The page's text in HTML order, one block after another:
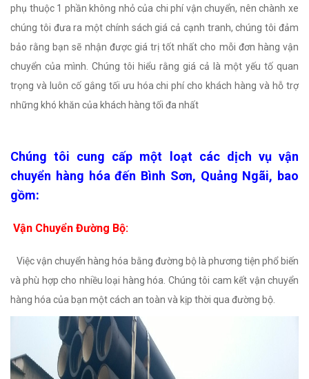
phụ thuộc 1 phần không nhỏ của chi phí vận chuyển, nên chành xe
chúng tôi đưa ra một chính sách giá cả cạnh tranh, chúng tôi đảm
bảo rằng bạn sẽ nhận được giá trị tốt nhất cho mỗi đơn hàng vận
chuyển của mình. Chúng tôi hiểu rằng giá cả là một yếu tố quan
trọng và luôn cố gắng tối ưu hóa chi phí cho khách hàng và hỗ trợ
những khó khăn của khách hàng tối đa nhất
Chúng tôi cung cấp một loạt các dịch vụ vận
chuyển hàng hóa đến Bình Sơn, Quảng Ngãi, bao
gồm:
Vận Chuyển Đường Bộ:
Việc vận chuyển hàng hóa bằng đường bộ là phương tiện phổ biến
và phù hợp cho nhiều loại hàng hóa. Chúng tôi cam kết vận chuyển
hàng hóa của bạn một cách an toàn và kịp thời qua đường bộ.